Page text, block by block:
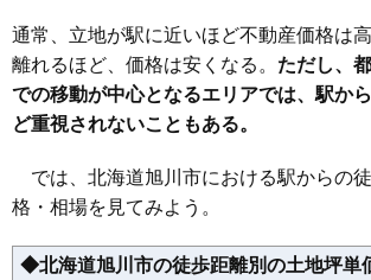
34 東光5条 10万円
35 豊岡6条 10万円
36 豊岡1条 10万円
37 神楽2条 10万円
39 豊岡8条
41 豊岡7条 9.7万円
通常、立地が駅に近いほど不動産価格は
離れるほど、価格は安くなる。 ただし、
での移動が中心となるエリアでは、駅か
ど重視されないこともある。
では、北海道旭川市における駅からの
格・相場を見てみよう。
◆北海道旭川市の徒歩距離別の土地坪単